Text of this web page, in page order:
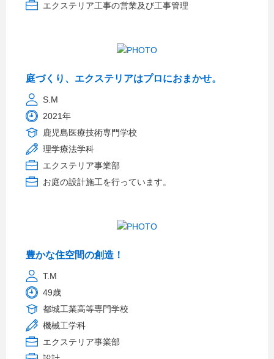
エクステリア工事の営業及び工事管理
庭づくり、エクステリアはプロにおまかせ。
S.M
2021年
鹿児島医療技術専門学校
理学療法学科
エクステリア事業部
お庭の設計施工を行っています。
豊かな住空間の創造！
T.M
49歳
都城工業高等専門学校
機械工学科
エクステリア事業部